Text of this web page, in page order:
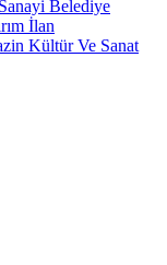
Belediye
İlan
Kültür Ve Sanat